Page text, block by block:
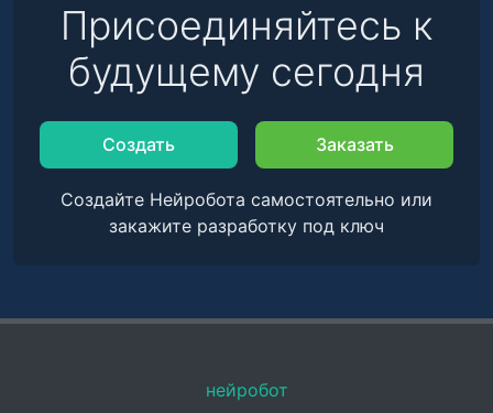
Присоединяйтесь к
будущему сегодня
Создать Заказать
Создайте Нейробота самостоятельно или
закажите разработку под ключ
нейробот